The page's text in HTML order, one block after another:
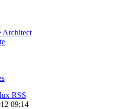
Architect
RSS
09:14